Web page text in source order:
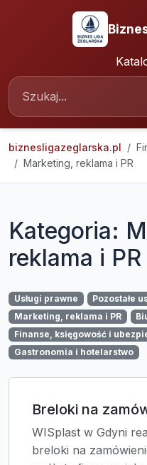
biznesligazeglarska.pl
Marketing, reklama i PR
Kategoria:
reklama i PR
Usługi prawne
Pozostałe
Marketing, reklama i PR
Finanse, księgowość i
Gastronomia i hotelarstwo
Breloki na
WISplast w Gdyni
breloki na